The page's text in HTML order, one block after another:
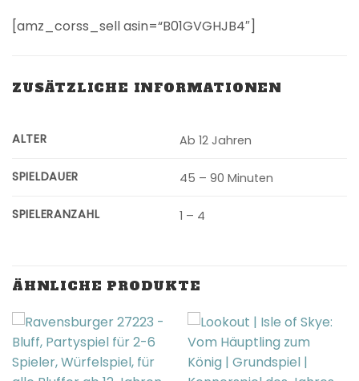
[amz_corss_sell asin=“B01GVGHJB4″]
ZUSÄTZLICHE INFORMATIONEN
ALTER Ab 12 Jahren
SPIELDAUER 45 – 90 Minuten
SPIELERANZAHL 1 – 4
ÄHNLICHE PRODUKTE